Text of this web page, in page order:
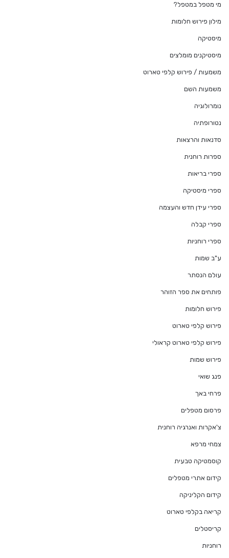
מי מטפל במטפל?
מילון פירוש חלומות
מיסטיקה
מיסטיקנים מומלצים
משמעות / פירוש קלפי טארוט
משמעות השם
נומרולוגיה
נטורופתיה
סדנאות והרצאות
ספרות רוחנית
ספרי בריאות
ספרי מיסטיקה
ספרי עידן חדש והעצמה
ספרי קבלה
ספרי רוחניות
ע"ב שמות
עולם הנסתר
פותחים את ספר הזוהר
פירוש חלומות
פירוש קלפי טארוט
פירוש קלפי טארוט קראולי
פירוש שמות
פנג שואי
פרחי באך
פרסום מטפלים
צ'אקרות ואנרגיה רוחנית
צמחי מרפא
קוסמטיקה טבעית
קידום אתרי מטפלים
קידום הקליניקה
קריאה בקלפי טארוט
קריסטלים
רוחניות